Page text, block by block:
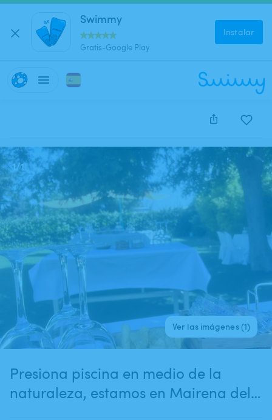
Swimmy
Gratis-Google Play
Instalar
Este anuncio está cerrado y no se puede reservar.
1/1
Ver las imágenes (1)
Presiona piscina en medio de la
naturaleza, estamos en Mairena del